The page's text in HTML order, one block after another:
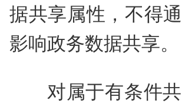
据共享属性，不得
影响政务数据共享。
对属于有条件